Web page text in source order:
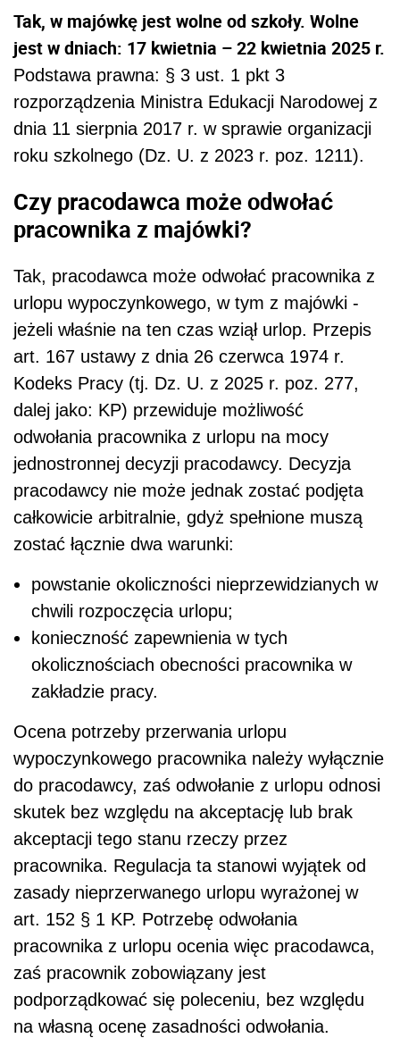
Tak, w majówkę jest wolne od szkoły. Wolne
jest w dniach: 17 kwietnia – 22 kwietnia 2025 r.
Podstawa prawna: § 3 ust. 1 pkt 3
rozporządzenia Ministra Edukacji Narodowej z
dnia 11 sierpnia 2017 r. w sprawie organizacji
roku szkolnego (Dz. U. z 2023 r. poz. 1211).
Czy pracodawca może odwołać
pracownika z majówki?
Tak, pracodawca może odwołać pracownika z
urlopu wypoczynkowego, w tym z majówki -
jeżeli właśnie na ten czas wziął urlop. Przepis
art. 167 ustawy z dnia 26 czerwca 1974 r.
Kodeks Pracy (tj. Dz. U. z 2025 r. poz. 277,
dalej jako: KP) przewiduje możliwość
odwołania pracownika z urlopu na mocy
jednostronnej decyzji pracodawcy. Decyzja
pracodawcy nie może jednak zostać podjęta
całkowicie arbitralnie, gdyż spełnione muszą
zostać łącznie dwa warunki:
powstanie okoliczności nieprzewidzianych w
chwili rozpoczęcia urlopu;
konieczność zapewnienia w tych
okolicznościach obecności pracownika w
zakładzie pracy.
Ocena potrzeby przerwania urlopu
wypoczynkowego pracownika należy wyłącznie
do pracodawcy, zaś odwołanie z urlopu odnosi
skutek bez względu na akceptację lub brak
akceptacji tego stanu rzeczy przez
pracownika. Regulacja ta stanowi wyjątek od
zasady nieprzerwanego urlopu wyrażonej w
art. 152 § 1 KP. Potrzebę odwołania
pracownika z urlopu ocenia więc pracodawca,
zaś pracownik zobowiązany jest
podporządkować się poleceniu, bez względu
na własną ocenę zasadności odwołania.